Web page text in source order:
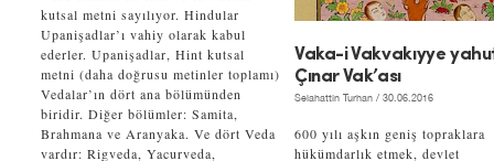
kutsal metni sayılıyor. Hindular
Upanişadlar’ı vahiy olarak kabul
ederler. Upanişadlar, Hint kutsal
metni (daha doğrusu metinler toplamı)
Vedalar’ın dört ana bölümünden
biridir. Diğer bölümler: Samita,
Brahmana ve Aranyaka. Ve dört Veda
vardır: Rigveda, Yacurveda,
Vaka-i Vakvakıyye
Çınar Vak’ası
Selahattin Turhan / 30.06.2016
600 yılı aşkın geniş topraklara
hükümdarlık etmek, devlet